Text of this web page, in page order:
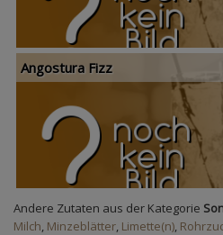
Angostura Fizz
Andere Zutaten aus der Kategorie
Milch, Minzeblätter, Limette(n),